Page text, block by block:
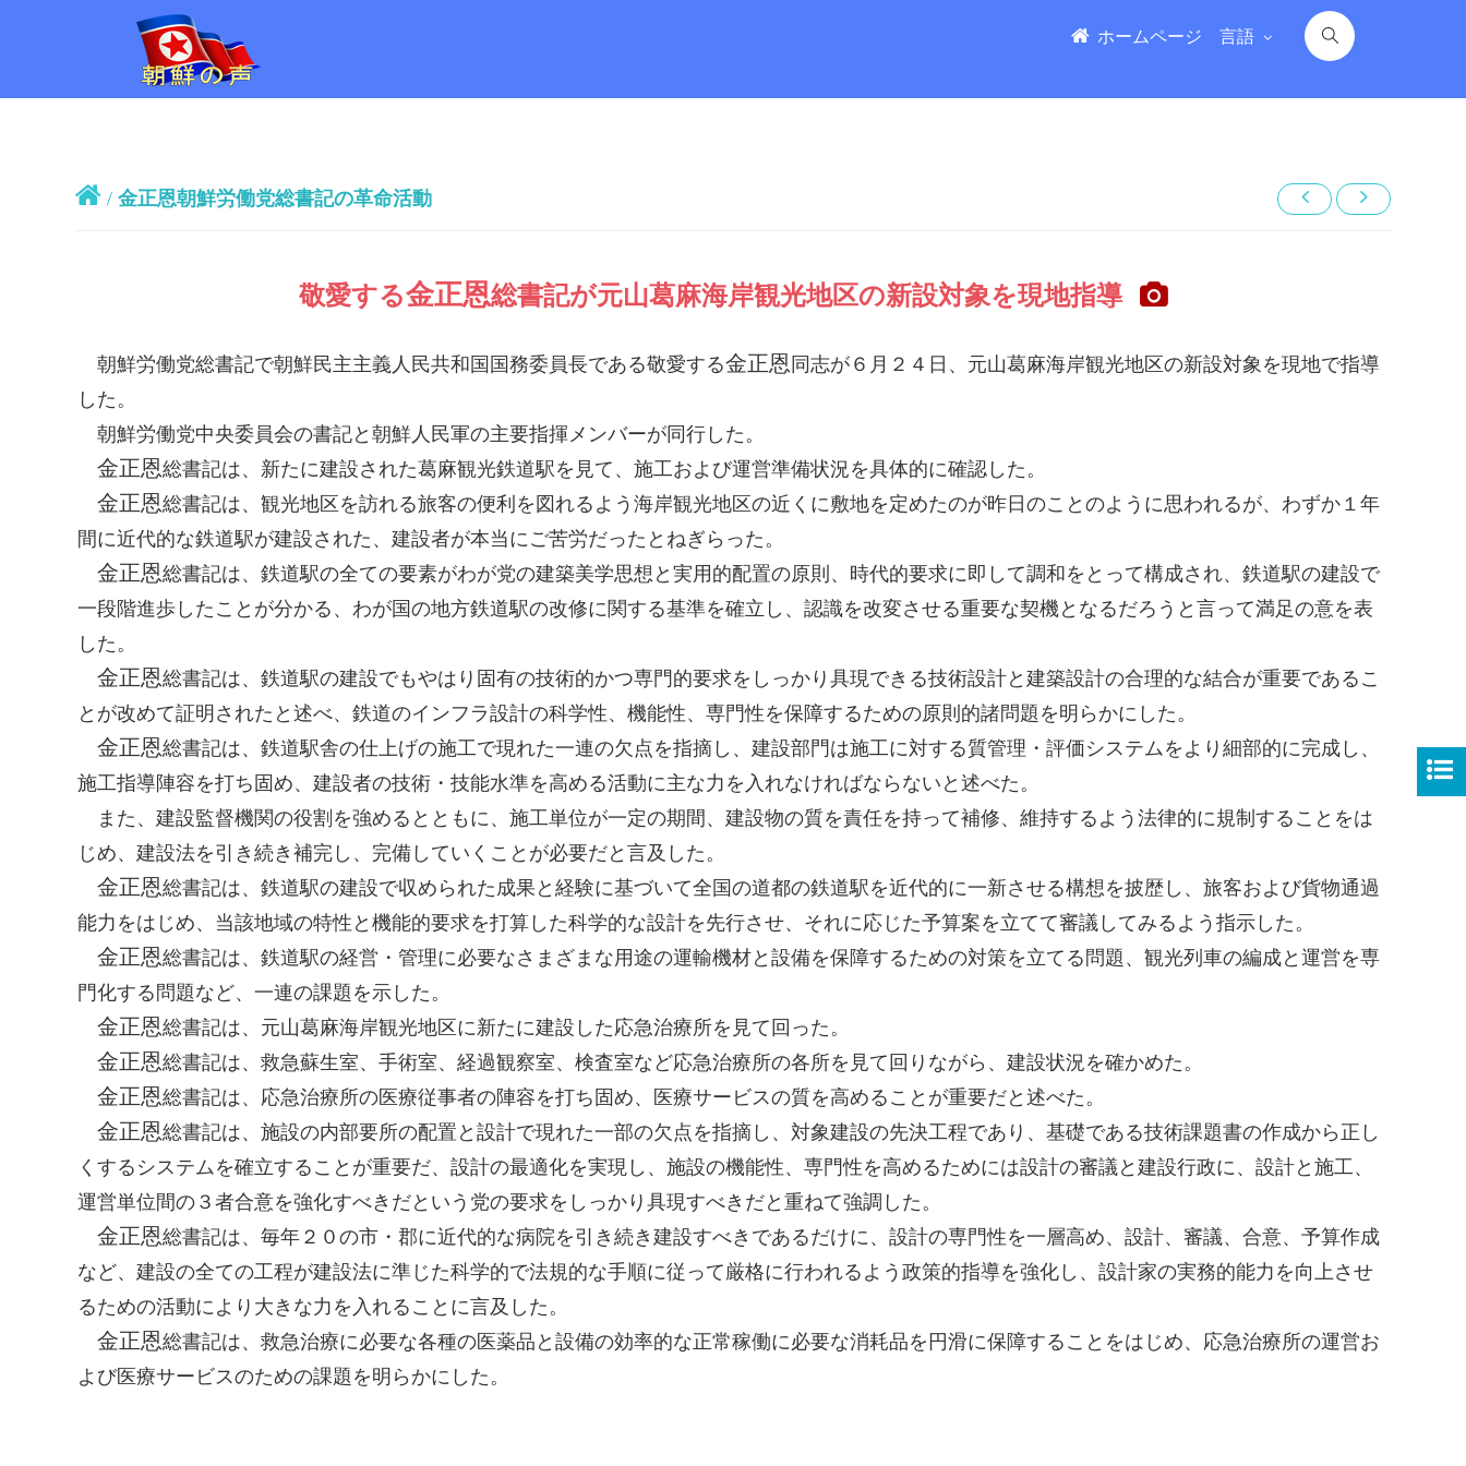
ホームページ 言語
/ 金正恩朝鮮労働党総書記の革命活動
敬愛する金正恩総書記が元山葛麻海岸観光地区の新設対象を現地指導
朝鮮労働党総書記で朝鮮民主主義人民共和国 国務委員長である敬愛する金正恩 同志が６月２４日、元山葛麻海岸観光地区の新設対象を現地で指導
した。
朝鮮労働党中央委員会の書記と朝鮮人民軍の主要指揮メンバーが同行した。
金正恩総書記は、新たに建設された葛麻観光鉄道駅を見て、施工および運営準備状況を具体的に確認した。
金正恩総書記は、観光地区を訪れる旅客の便利を図れるよう海岸観光地区の近くに敷地を定めたのが昨日のことのように思われるが、わずか１年
間に近代的な鉄道駅が建設された、建設者が本当にご苦労だったとねぎらった。
金正恩総書記は、鉄道駅の全ての要素がわが党の建築美学思想と実用的配置の原則、時代的要求に即して調和をとって構成され、鉄道駅の建設で
一段階進歩したことが分かる、わが国の地方鉄道駅の改修に関する基準を確立し、認識を改変させる重要な契機となるだろうと言って満足の意を表
した。
金正恩総書記は、鉄道駅の建設でもやはり固有の技術的かつ専門的要求をしっかり具現できる技術設計と建築設計の合理的な結合が重要であるこ
とが改めて証明されたと述べ、鉄道のインフラ設計の科学性、機能性、専門性を保障するための原則的諸問題を明らかにした。
金正恩総書記は、鉄道駅舎の仕上げの施工で現れた一連の欠点を指摘し、建設部門は施工に対する質管理・評価システムをより細部的に完成し、
施工指導陣容を打ち固め、建設者の技術・技能水準を高める活動に主な力を入れなければならないと述べた。
また、建設監督機関の役割を強めるとともに、施工単位が一定の期間、建設物の質を責任を持って補修、維持するよう法律的に規制することをは
じめ、建設法を引き続き補完し、完備していくことが必要だと言及した。
金正恩総書記は、鉄道駅の建設で収められた成果と経験に基づいて全国の道都の鉄道駅を近代的に一新させる構想を披歴し、旅客および貨物通過
能力をはじめ、当該地域の特性と機能的要求を打算した科学的な設計を先行させ、それに応じた予算案を立てて審議してみるよう指示した。
金正恩総書記は、鉄道駅の経営・管理に必要なさまざまな用途の運輸機材と設備を保障するための対策を立てる問題、観光列車の編成と運営を専
門化する問題など、一連の課題を示した。
金正恩総書記は、元山葛麻海岸観光地区に新たに建設した応急治療所を見て回った。
金正恩総書記は、救急蘇生室、手術室、経過観察室、検査室など応急治療所の各所を見て回りながら、建設状況を確かめた。
金正恩総書記は、応急治療所の医療従事者の陣容を打ち固め、医療サービスの質を高めることが重要だと述べた。
金正恩総書記は、施設の内部要所の配置と設計で現れた一部の欠点を指摘し、対象建設の先決工程であり、基礎である技術課題書の作成から正し
くするシステムを確立することが重要だ、設計の最適化を実現し、施設の機能性、専門性を高めるためには設計の審議と建設行政に、設計と施工、
運営単位間の３者合意を強化すべきだという党の要求をしっかり具現すべきだと重ねて強調した。
金正恩総書記は、毎年２０の市・郡に近代的な病院を引き続き建設すべきであるだけに、設計の専門性を一層高め、設計、審議、合意、予算作成
など、建設の全ての工程が建設法に準じた科学的で法規的な手順に従って厳格に行われるよう政策的指導を強化し、設計家の実務的能力を向上させ
るための活動により大きな力を入れることに言及した。
金正恩総書記は、救急治療に必要な各種の医薬品と設備の効率的な正常稼働に必要な消耗品を円滑に保障することをはじめ、応急治療所の運営お
よび医療サービスのための課題を明らかにした。